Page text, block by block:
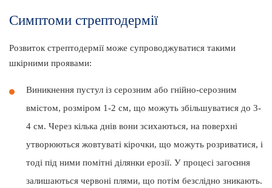
Симптоми стрептодермії
Розвиток стрептодермії може супроводжуватися такими
шкірними проявами:
Виникнення пустул із серозним або гнійно-серозним
вмістом, розміром 1-2 см, що можуть збільшуватися до 3-
4 см. Через кілька днів вони зсихаються, на поверхні
утворюються жовтуваті кірочки, що можуть розриватися, і
тоді під ними помітні ділянки ерозії. У процесі загоєння
залишаються червоні плями, що потім безслідно зникають.